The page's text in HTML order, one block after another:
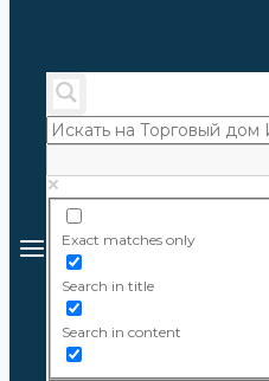
Exact matches only
Search in title
Search in content